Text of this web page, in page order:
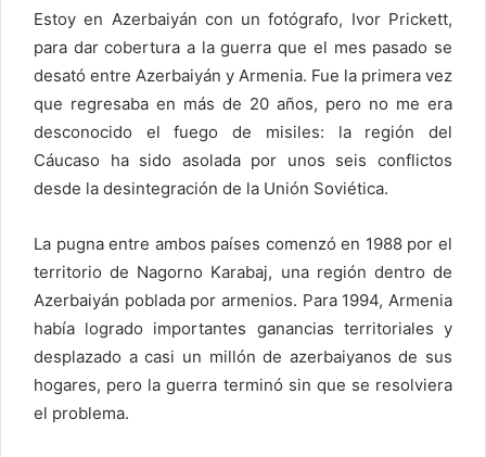
Estoy en Azerbaiyán con un fotógrafo, Ivor Prickett,
para dar cobertura a la guerra que el mes pasado se
desató entre Azerbaiyán y Armenia. Fue la primera vez
que regresaba en más de 20 años, pero no me era
desconocido el fuego de misiles: la región del
Cáucaso ha sido asolada por unos seis conflictos
desde la desintegración de la Unión Soviética.
La pugna entre ambos países comenzó en 1988 por el
territorio de Nagorno Karabaj, una región dentro de
Azerbaiyán poblada por armenios. Para 1994, Armenia
había logrado importantes ganancias territoriales y
desplazado a casi un millón de azerbaiyanos de sus
hogares, pero la guerra terminó sin que se resolviera
el problema.